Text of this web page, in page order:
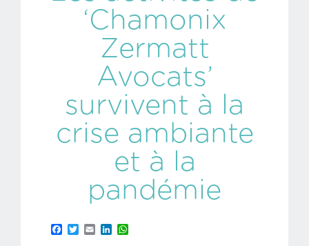
‘Chamonix
Zermatt
Avocats’
survivent à la
crise ambiante
et à la
pandémie
Facebook
TwitterEmailLinkedIn